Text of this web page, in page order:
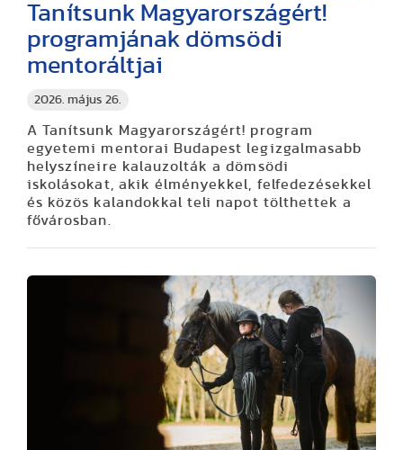
2026. május 26.
Tanítsunk Magyarországért!
programjának dömsödi
mentoráltjai
A Tanítsunk Magyarországért! program
egyetemi mentorai Budapest legizgalmasabb
helyszíneire kalauzolták a dömsödi
iskolásokat, akik élményekkel, felfedezésekkel
és közös kalandokkal teli napot tölthettek a
fővárosban.